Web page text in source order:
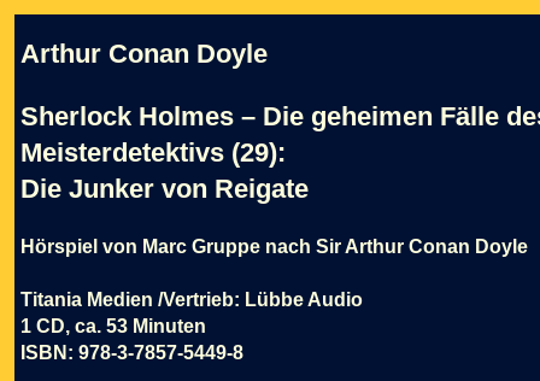
Arthur Conan Doyle
Sherlock Holmes – Die geheimen Fälle
Meisterdetektivs (29):
Die Junker von Reigate
Hörspiel von Marc Gruppe nach Sir Arthur Conan Doyle
Titania Medien /Vertrieb: Lübbe Audio
1 CD, ca. 53 Minuten
ISBN: 978-3-7857-5449-8